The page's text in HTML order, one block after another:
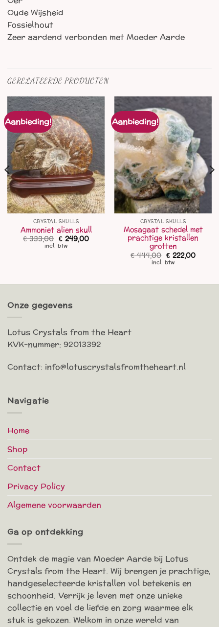
Oude Wijsheid
Fossielhout
Zeer aardend verbonden met Moeder Aarde
GERELATEERDE PRODUCTEN
Aanbieding!
CRYSTAL SKULLS
Ammoniet alien skull
€333,00 Oorspronkelijke
prijs
was:
€249,00Huidige
incl. btw
Aanbieding!
CRYSTAL SKULLS
Mosagaat schedel met
prachtige kristallen
grotten
€444,00 prijs
was:
€222,00prijs
incl. btw
Onze gegevens
Lotus Crystals from the Heart
KVK-nummer: 92013392
Contact: info@lotuscrystalsfromtheheart.nl
Navigatie
Home
Shop
Contact
Privacy Policy
Algemene voorwaarden
Ga op ontdekking
Ontdek de magie van Moeder Aarde bij Lotus
Crystals from the Heart. Wij brengen je prachtige,
handgeselecteerde kristallen vol betekenis en
schoonheid. Verrijk je leven met onze unieke
collectie en voel de liefde en zorg waarmee elk
stuk is gekozen. Welkom in onze wereld van